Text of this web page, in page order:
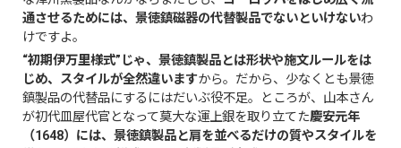
通させるためには、景徳鎮磁器の代替製品でないといけないわ
けですよ。
“初期伊万里様式”じゃ、景徳鎮製品とは形状や施文ルールをは
じめ、スタイルが全然違いますから。だから、少なくとも景徳
鎮製品の代替品にするにはだいぶ役不足。ところが、山本さん
が初代皿屋代官となって莫大な運上銀を取り立てた慶安元年
（1648）には、景徳鎮製品と肩を並べるだけの質やスタイルを